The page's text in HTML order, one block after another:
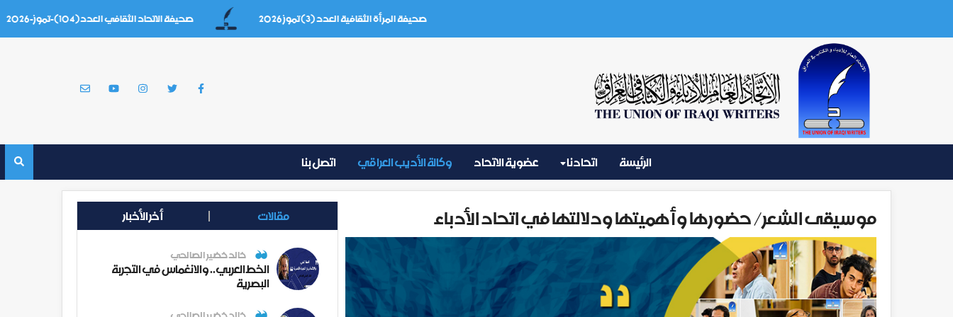
صحيفة المرأة الثقافية العدد (3) تموز 2026 صحيفة الاتحاد الثقافي العدد(104)-تموز-2026
الرئيسة اتحادنا عضوية الاتحاد وكالة الأديب العراقي اتصل بنا
موسيقى الشعر/ حضورها وأهميتها ودلالتها في اتحاد الأدباء مقالات أخر الأخبار
خالد خضير الصالحي
الخط العربي.. والانغماس في التجربة
البصرية